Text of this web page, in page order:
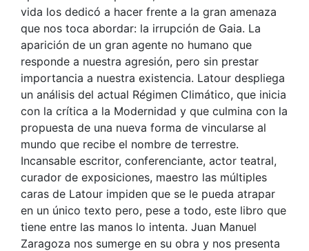
vida los dedicó a hacer frente a la gran amenaza
que nos toca abordar: la irrupción de Gaia. La
aparición de un gran agente no humano que
responde a nuestra agresión, pero sin prestar
importancia a nuestra existencia. Latour despliega
un análisis del actual Régimen Climático, que inicia
con la crítica a la Modernidad y que culmina con la
propuesta de una nueva forma de vincularse al
mundo que recibe el nombre de terrestre.
Incansable escritor, conferenciante, actor teatral,
curador de exposiciones, maestro las múltiples
caras de Latour impiden que se le pueda atrapar
en un único texto pero, pese a todo, este libro que
tiene entre las manos lo intenta. Juan Manuel
Zaragoza nos sumerge en su obra y nos presenta